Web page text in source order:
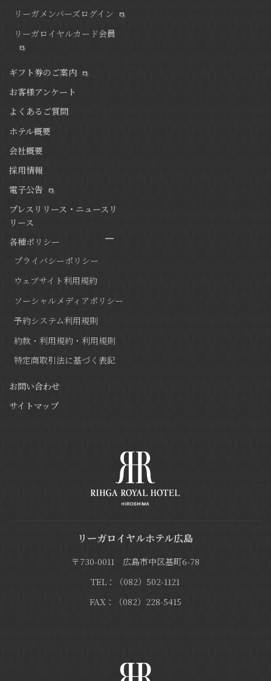
リーガメンバーズログイン
リーガロイヤルカード会員
ギフト券のご案内
お客様アンケート
よくあるご質問
ホテル概要
会社概要
採用情報
電子公告
プレスリリース・ニュースリ
リース
各種ポリシー
プライバシーポリシー
ウェブサイト利用規約
ソーシャルメディアポリシー
予約システム利用規則
約款・利用規約・利用規則
特定商取引法に基づく表記
お問い合わせ
サイトマップ
リーガロイヤルホテル広島
〒730-0011 広島市中区基町6-78
TEL：（082）502-1121
FAX：（082）228-5415